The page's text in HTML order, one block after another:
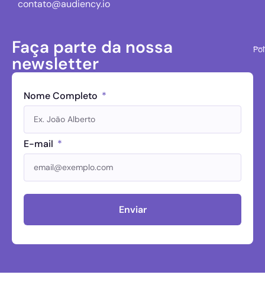
contato@audiency.io
Faça parte da nossa
newsletter
Nome Completo
E-mail
Enviar